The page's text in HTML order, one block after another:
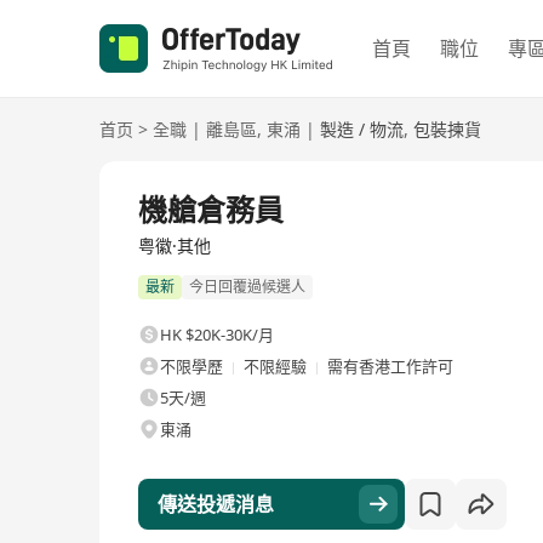
首頁 職位 專
首页 > 全職 | 離島區, 東涌 | 製造 / 物流, 包裝揀貨
機艙倉務員
粤徽·其他
最新 今日回覆過候選人
HK $20K-30K/月
不限學歷
不限經驗
需有香港工作許可
5天/週
東涌
傳送投遞消息